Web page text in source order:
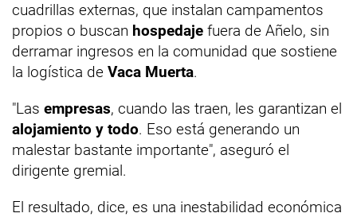
cuadrillas externas, que instalan campamentos
propios o buscan hospedaje fuera de Añelo, sin
derramar ingresos en la comunidad que sostiene
la logística de Vaca Muerta.
"Las empresas, cuando las traen, les garantizan el
alojamiento y todo. Eso está generando un
malestar bastante importante", aseguró el
dirigente gremial.
El resultado, dice, es una inestabilidad económica